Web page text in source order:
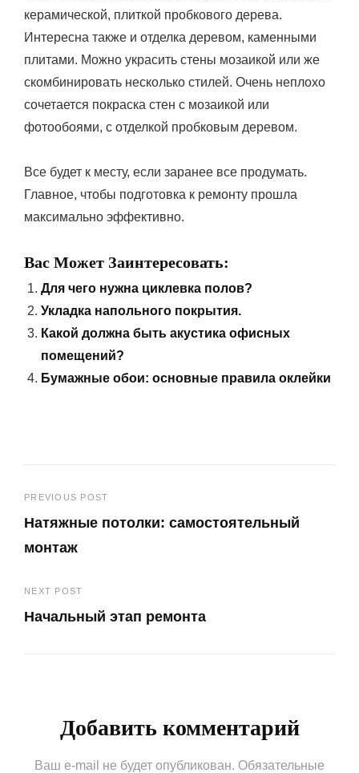
керамической, плиткой пробкового дерева.
Интересна также и отделка деревом, каменными
плитами. Можно украсить стены мозаикой или же
скомбинировать несколько стилей. Очень неплохо
сочетается покраска стен с мозаикой или
фотообоями, с отделкой пробковым деревом.
Все будет к месту, если заранее все продумать.
Главное, чтобы подготовка к ремонту прошла
максимально эффективно.
Вас Может Заинтересовать:
Для чего нужна циклевка полов?
Укладка напольного покрытия.
Какой должна быть акустика офисных
помещений?
Бумажные обои: основные правила оклейки
Навигация
по
PREVIOUS POST
Натяжные потолки: самостоятельный
монтаж
Post
NEXT POST
Начальный этап ремонта
Добавить комментарий
Ваш e-mail не будет опубликован. Обязательные